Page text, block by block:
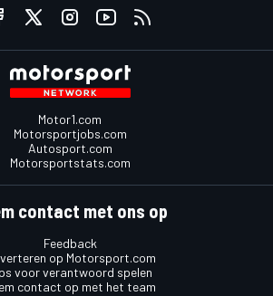
Motor1.com
Motorsportjobs.com
Autosport.com
Motorsportstats.com
contact met ons op
Feedback
op Motorsport.com
voor verantwoord spelen
contact op met het team